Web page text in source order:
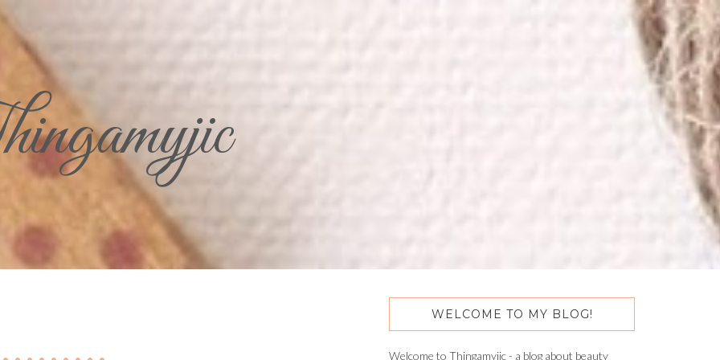
WELCOME TO MY BLOG!
Welcome to Thingamyjic - a blog about beauty